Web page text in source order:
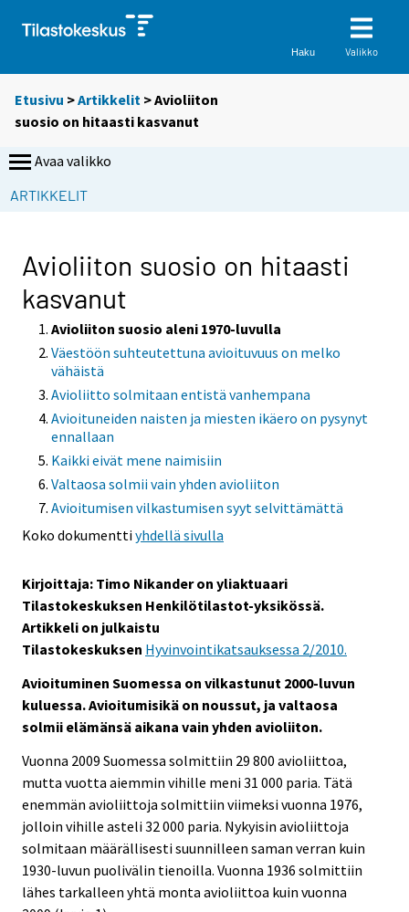
Haku Valikko
Etusivu >Artikkelit > Avioliiton
suosio on hitaasti kasvanut
Avaa valikko
ARTIKKELIT
Avioliiton suosio on hitaasti
kasvanut
Avioliiton suosio aleni 1970-luvulla
Väestöön suhteutettuna avioituvuus on melko
vähäistä
Avioliitto solmitaan entistä vanhempana
Avioituneiden naisten ja miesten ikäero on pysynyt
ennallaan
Kaikki eivät mene naimisiin
Valtaosa solmii vain yhden avioliiton
Avioitumisen vilkastumisen syyt selvittämättä
Koko dokumenttiyhdellä sivulla
Kirjoittaja: Timo Nikander on yliaktuaari
Tilastokeskuksen Henkilötilastot-yksikössä.
Artikkeli on julkaistu
Tilastokeskuksen Hyvinvointikatsauksessa 2/2010.
Avioituminen Suomessa on vilkastunut 2000-luvun
kuluessa. Avioitumisikä on noussut, ja valtaosa
solmii elämänsä aikana vain yhden avioliiton.
Vuonna 2009 Suomessa solmittiin 29 800 avioliittoa,
mutta vuotta aiemmin vihille meni 31 000 paria. Tätä
enemmän avioliittoja solmittiin viimeksi vuonna 1976,
jolloin vihille asteli 32 000 paria. Nykyisin avioliittoja
solmitaan määrällisesti suunnilleen saman verran kuin
1930-luvun puolivälin tienoilla. Vuonna 1936 solmittiin
lähes tarkalleen yhtä monta avioliittoa kuin vuonna